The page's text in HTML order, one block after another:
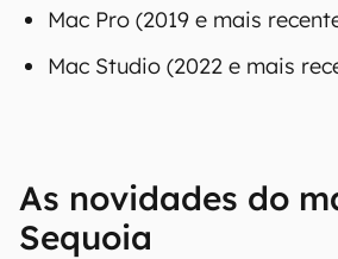
Mac Pro (2019 e mais
Mac Studio (2022 e mais
As novidades do
Sequoia